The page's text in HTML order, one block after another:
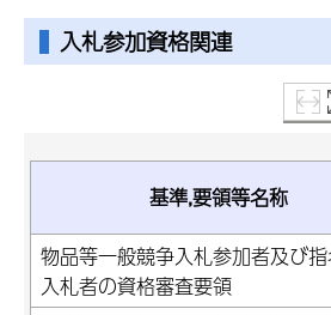
入札参加資格関連
基準,要領等名称
物品等一般競争入札参加者及び
入札者の資格審査要領